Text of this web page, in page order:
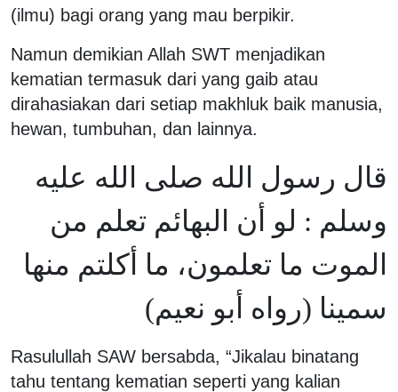
(ilmu) bagi orang yang mau berpikir.
Namun demikian Allah SWT menjadikan
kematian termasuk dari yang gaib atau
dirahasiakan dari setiap makhluk baik manusia,
hewan, tumbuhan, dan lainnya.
قال رسول الله صلى الله عليه
وسلم : لو أن البهائم تعلم من
الموت ما تعلمون، ما أكلتم منها
سمينا (رواه أبو نعيم)
Rasulullah SAW bersabda, “Jikalau binatang
tahu tentang kematian seperti yang kalian